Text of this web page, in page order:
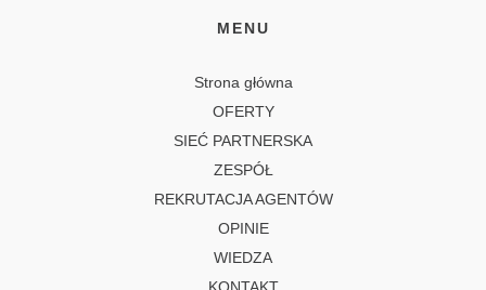
MENU
Strona główna
OFERTY
SIEĆ PARTNERSKA
ZESPÓŁ
REKRUTACJA AGENTÓW
OPINIE
WIEDZA